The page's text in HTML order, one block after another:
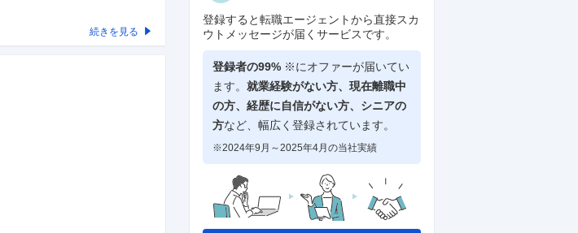
続きを見る
登録すると転職エージェントから直接スカ
ウトメッセージが届くサービスです。
登録者の99% ※にオファーが届いてい
ます。 就業経験がない方、現在離職中
の方、 経歴に自信がない方、シニアの
方など、幅広く登録されています。
※2024年9月～2025年4月の当社実績